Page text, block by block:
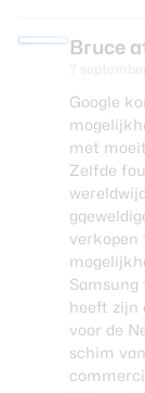
Bruce
Google
met
Zelfde
verkopen
Samsung
heeft zijn
voor de
schim